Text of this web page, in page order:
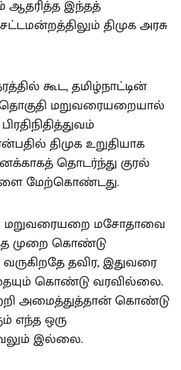
ஆதரித்த இந்தத்
திமுக அரசு
கூட, தமிழ்நாட்டின்
மறுவரையறையால்
திமுக உறுதியாக
தொடர்ந்து குரல்
மேற்கொண்டது.
மறுவரையறை மசோதாவை
முறை கொண்டு
தவிர, இதுவரை
கொண்டு வரவில்லை.
அமைத்துத்தான் கொண்டு
எந்த ஒரு
இல்லை.